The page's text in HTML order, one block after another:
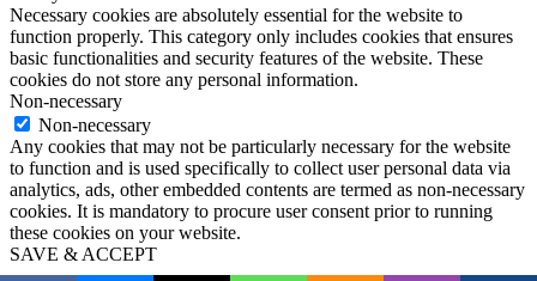
Necessary cookies are absolutely essential for the website to
function properly. This category only includes cookies that ensures
basic functionalities and security features of the website. These
cookies do not store any personal information.
Non-necessary
Non-necessary
Any cookies that may not be particularly necessary for the website
to function and is used specifically to collect user personal data via
analytics, ads, other embedded contents are termed as non-necessary
cookies. It is mandatory to procure user consent prior to running
these cookies on your website.
SAVE & ACCEPT